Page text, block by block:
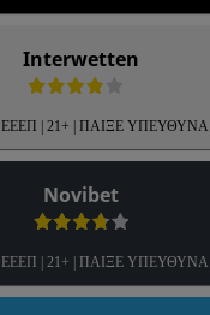
Interwetten
ΕΕΕΠ | 21+ | ΠΑΙΞΕ ΥΠΕΥΘΥΝΑ
Novibet
ΕΕΕΠ | 21+ | ΠΑΙΞΕ ΥΠΕΥΘΥΝΑ